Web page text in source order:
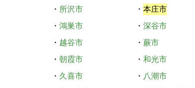
・ 所沢市 ・ 本庄市
・ 鴻巣市 ・ 深谷市
・ 越谷市 ・ 蕨市
・ 朝霞市 ・ 和光市
・ 久喜市 ・ 八潮市